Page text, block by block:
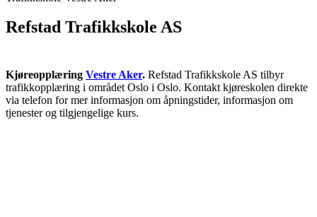
Refstad Trafikkskole AS
Kjøreopplæring Vestre Aker. Refstad Trafikkskole AS tilbyr
trafikkopplæring i området Oslo i Oslo. Kontakt kjøreskolen direkte
via telefon for mer informasjon om åpningstider, informasjon om
tjenester og tilgjengelige kurs.